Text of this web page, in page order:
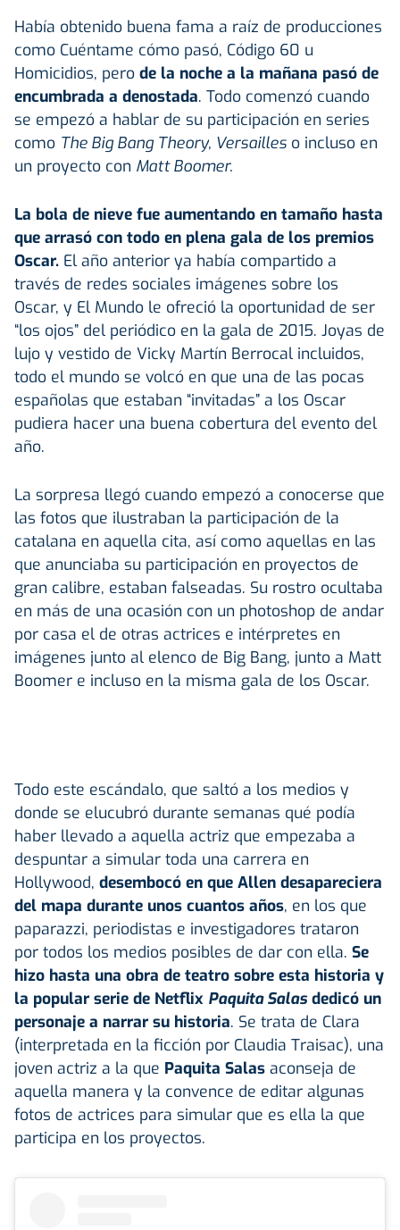
Había obtenido buena fama a raíz de producciones
como Cuéntame cómo pasó, Código 60 u
Homicidios, pero de la noche a la mañana pasó de
encumbrada a denostada. Todo comenzó cuando
se empezó a hablar de su participación en series
como The Big Bang Theory, Versailles o incluso en
un proyecto con Matt Boomer.
La bola de nieve fue aumentando en tamaño hasta
que arrasó con todo en plena gala de los premios
Oscar. El año anterior ya había compartido a
través de redes sociales imágenes sobre los
Oscar, y El Mundo le ofreció la oportunidad de ser
“los ojos” del periódico en la gala de 2015. Joyas de
lujo y vestido de Vicky Martín Berrocal incluidos,
todo el mundo se volcó en que una de las pocas
españolas que estaban “invitadas” a los Oscar
pudiera hacer una buena cobertura del evento del
año.
La sorpresa llegó cuando empezó a conocerse que
las fotos que ilustraban la participación de la
catalana en aquella cita, así como aquellas en las
que anunciaba su participación en proyectos de
gran calibre, estaban falseadas. Su rostro ocultaba
en más de una ocasión con un photoshop de andar
por casa el de otras actrices e intérpretes en
imágenes junto al elenco de Big Bang, junto a Matt
Boomer e incluso en la misma gala de los Oscar.
Todo este escándalo, que saltó a los medios y
donde se elucubró durante semanas qué podía
haber llevado a aquella actriz que empezaba a
despuntar a simular toda una carrera en
Hollywood, desembocó en que Allen desapareciera
del mapa durante unos cuantos años, en los que
paparazzi, periodistas e investigadores trataron
por todos los medios posibles de dar con ella. Se
hizo hasta una obra de teatro sobre esta historia y
la popular serie de Netflix Paquita Salasdedicó un
personaje a narrar su historia. Se trata de Clara
(interpretada en la ficción por Claudia Traisac), una
joven actriz a la que Paquita Salas aconseja de
aquella manera y la convence de editar algunas
fotos de actrices para simular que es ella la que
participa en los proyectos.